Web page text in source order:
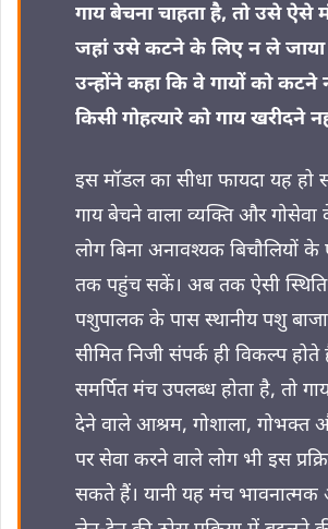
गाय बेचना चाहता है, तो उसे ऐसे
जहां उसे कटने के लिए न ले जाया
उन्होंने कहा कि वे गायों को
किसी गोहत्यारे को गाय खरीदने
इस मॉडल का सीधा फायदा यह हो
गाय बेचने वाला व्यक्ति और
लोग बिना अनावश्यक बिचौलियों
तक पहुंच सकें। अब तक ऐसी स्थिति
पशुपालक के पास स्थानीय पशु
सीमित निजी संपर्क ही विकल्प
समर्पित मंच उपलब्ध होता है, तो
देने वाले आश्रम, गोशाला, गोभक्त
पर सेवा करने वाले लोग भी इस
सकते हैं। यानी यह मंच भावनात्मक